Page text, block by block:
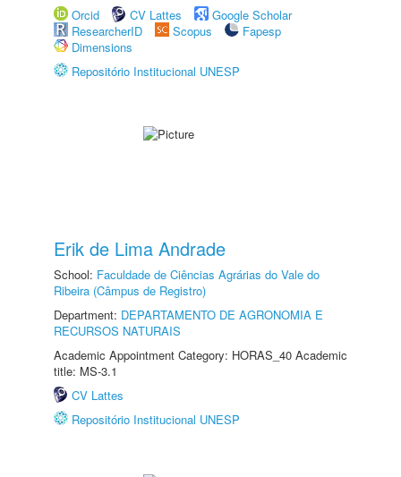
Orcid
CV Lattes
Google Scholar
ResearcherID
Scopus
Fapesp
Dimensions
Repositório Institucional UNESP
Erik de Lima Andrade
School: Faculdade de Ciências Agrárias do Vale do
Ribeira (Câmpus de Registro)
Department: DEPARTAMENTO DE AGRONOMIA E
RECURSOS NATURAIS
Academic Appointment Category: HORAS_40 Academic
title: MS-3.1
CV Lattes
Repositório Institucional UNESP